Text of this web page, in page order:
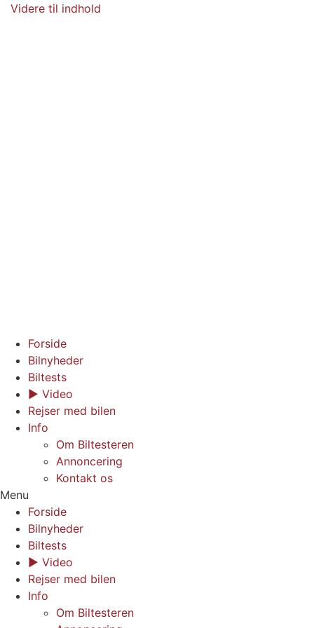
Videre til indhold
Forside
Bilnyheder
Biltests
▶︎ Video
Rejser med bilen
Info
Om Biltesteren
Annoncering
Kontakt os
Menu
Forside
Bilnyheder
Biltests
▶︎ Video
Rejser med bilen
Info
Om Biltesteren